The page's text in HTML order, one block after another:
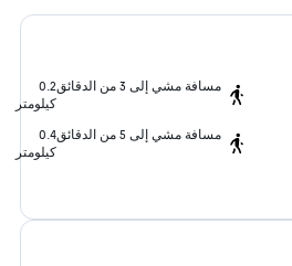
مسافة مشي إلى 3 من الدقائق
0.2
كيلومتر
مسافة مشي إلى 5 من الدقائق
0.4
كيلومتر